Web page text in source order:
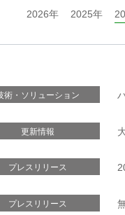
2026年 2025年
術・ソリューション
更新情報
プレスリリース
プレスリリース